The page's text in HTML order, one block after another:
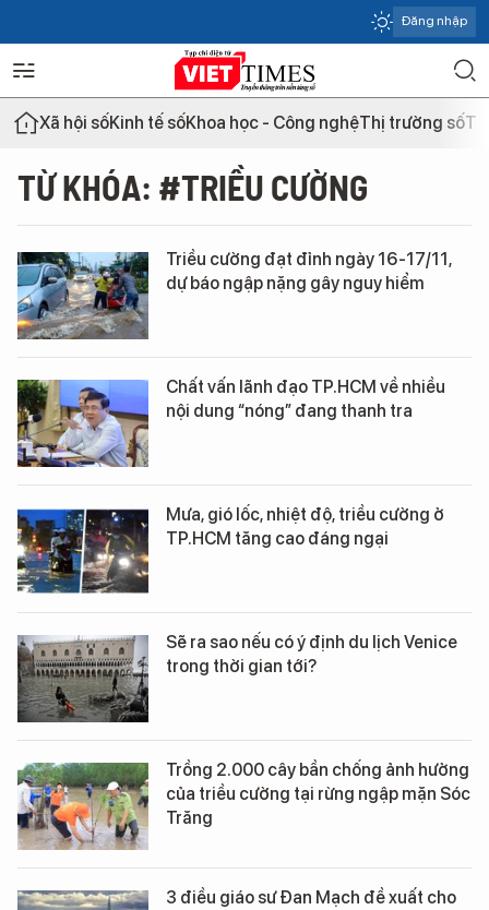
Đăng nhập
Xã hội sốKinh tế sốKhoa học - Công nghệThị trường số
TỪ KHÓA: #TRIỀU CƯỜNG
Triều cường đạt đỉnh ngày 16-17/11,
dự báo ngập nặng gây nguy hiểm
Chất vấn lãnh đạo TP.HCM về nhiều
nội dung “nóng” đang thanh tra
Mưa, gió lốc, nhiệt độ, triều cường ở
TP.HCM tăng cao đáng ngại
Sẽ ra sao nếu có ý định du lịch Venice
trong thời gian tới?
Trồng 2.000 cây bần chống ảnh hưởng
của triều cường tại rừng ngập mặn Sóc
Trăng
3 điều giáo sư Đan Mạch đề xuất cho